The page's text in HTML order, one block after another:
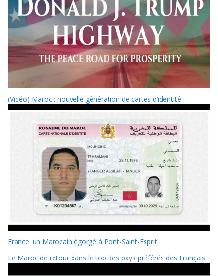
(Vidéo) Maroc : nouvelle génération de cartes d’identité
France: un Marocain égorgé à Pont-Saint-Esprit
Le Maroc de retour dans le top des pays préférés des Français